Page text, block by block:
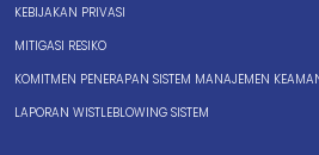
KEBIJAKAN PRIVASI
MITIGASI RESIKO
KOMITMEN PENERAPAN SISTEM MANAJEMEN
LAPORAN WISTLEBLOWING SISTEM